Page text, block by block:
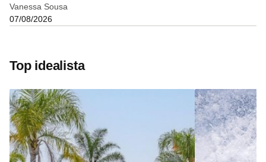
Vanessa Sousa
07/08/2026
Top idealista